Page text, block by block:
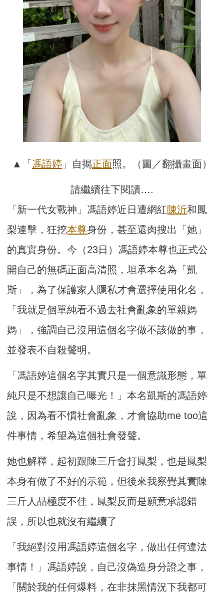
▲「 馮語婷 」自揭正面照。（圖／翻攝畫面）
請繼續往下閱讀….
「新一代女戰神」馮語婷近日遭網紅陳沂和鳳
梨連擊，狂挖本尊身份，甚至還肉搜出「她」
的真實身份。今（23日）馮語婷本尊也正式公
開自己的無碼正面高清照，坦承本名為「凱
斯」，為了保護家人隱私才會選擇使用化名，
「我就是個單純看不過去社會亂象的單親媽
媽」，強調自己沒用這個名字做不該做的事，
並發表不自殺聲明。
「馮語婷這個名字其實只是一個意識形態，單
純只是不想讓自己曝光！」本名凱斯的馮語婷
說，因為看不慣社會亂象，才會協助me too這
件事情，希望為這個社會發聲。
她也解釋，起初跟陳三斤會打鳳梨，也是鳳梨
本身有做了不好的示範，但後來我察覺其實陳
三斤人品極度不佳，鳳梨反而是願意承認錯
誤，所以也就沒有繼續了
「我絕對沒用馮語婷這個名字，做出任何違法
事情！」馮語婷說，自己沒偽造身分證之事，
「關於我的任何爆料，在非抹黑情況下我都可